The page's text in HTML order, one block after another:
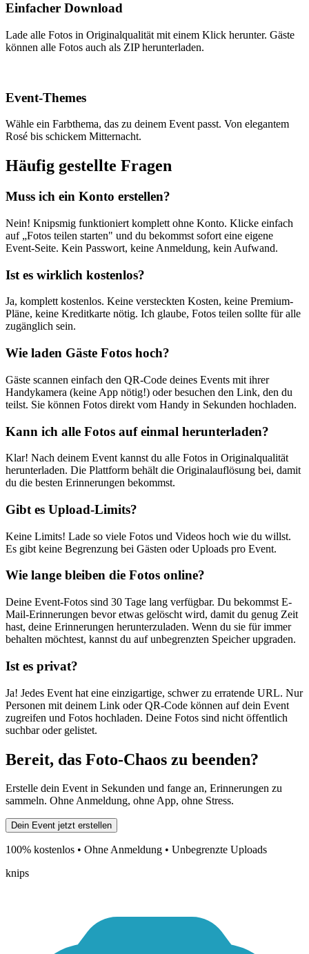
Einfacher Download
Lade alle Fotos in Originalqualität mit einem Klick herunter. Gäste
können alle Fotos auch als ZIP herunterladen.
Event-Themes
Wähle ein Farbthema, das zu deinem Event passt. Von elegantem
Rosé bis schickem Mitternacht.
Häufig gestellte Fragen
Muss ich ein Konto erstellen?
Nein! Knipsmig funktioniert komplett ohne Konto. Klicke einfach
auf „Fotos teilen starten" und du bekommst sofort eine eigene
Event-Seite. Kein Passwort, keine Anmeldung, kein Aufwand.
Ist es wirklich kostenlos?
Ja, komplett kostenlos. Keine versteckten Kosten, keine Premium-
Pläne, keine Kreditkarte nötig. Ich glaube, Fotos teilen sollte für alle
zugänglich sein.
Wie laden Gäste Fotos hoch?
Gäste scannen einfach den QR-Code deines Events mit ihrer
Handykamera (keine App nötig!) oder besuchen den Link, den du
teilst. Sie können Fotos direkt vom Handy in Sekunden hochladen.
Kann ich alle Fotos auf einmal herunterladen?
Klar! Nach deinem Event kannst du alle Fotos in Originalqualität
herunterladen. Die Plattform behält die Originalauflösung bei, damit
du die besten Erinnerungen bekommst.
Gibt es Upload-Limits?
Keine Limits! Lade so viele Fotos und Videos hoch wie du willst.
Es gibt keine Begrenzung bei Gästen oder Uploads pro Event.
Wie lange bleiben die Fotos online?
Deine Event-Fotos sind 30 Tage lang verfügbar. Du bekommst E-
Mail-Erinnerungen bevor etwas gelöscht wird, damit du genug Zeit
hast, deine Erinnerungen herunterzuladen. Wenn du sie für immer
behalten möchtest, kannst du auf unbegrenzten Speicher upgraden.
Ist es privat?
Ja! Jedes Event hat eine einzigartige, schwer zu erratende URL. Nur
Personen mit deinem Link oder QR-Code können auf dein Event
zugreifen und Fotos hochladen. Deine Fotos sind nicht öffentlich
suchbar oder gelistet.
Bereit, das Foto-Chaos zu beenden?
Erstelle dein Event in Sekunden und fange an, Erinnerungen zu
sammeln. Ohne Anmeldung, ohne App, ohne Stress.
100% kostenlos • Ohne Anmeldung • Unbegrenzte Uploads
knips